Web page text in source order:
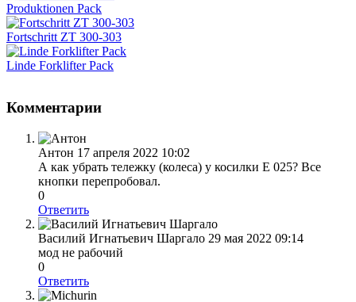
Produktionen Pack
Fortschritt ZT 300-303
Linde Forklifter Pack
Комментарии
Антон 17 апреля 2022 10:02
А как убрать тележку (колеса) у косилки E 025? Все
кнопки перепробовал.
0
Ответить
Василий Игнатьевич Шаргало 29 мая 2022 09:14
мод не рабочий
0
Ответить